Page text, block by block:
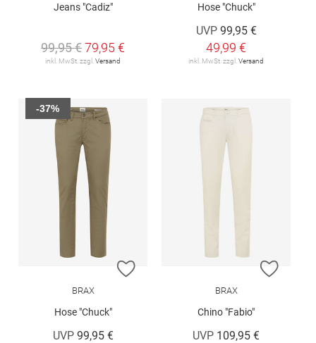
Jeans "Cadiz"
99,95 €79,95 €
inkl. MwSt. zzgl. Versand
Hose "Chuck"
UVP 99,95 €
49,99 €
inkl. MwSt. zzgl. Versand
ZUR WUNSCHLISTE HINZUFÜGEN
BRAX
Hose "Chuck"
UVP 99,95 €
-37%
ZUR
BRAX
Chino "Fabio"
UVP 109,95 €